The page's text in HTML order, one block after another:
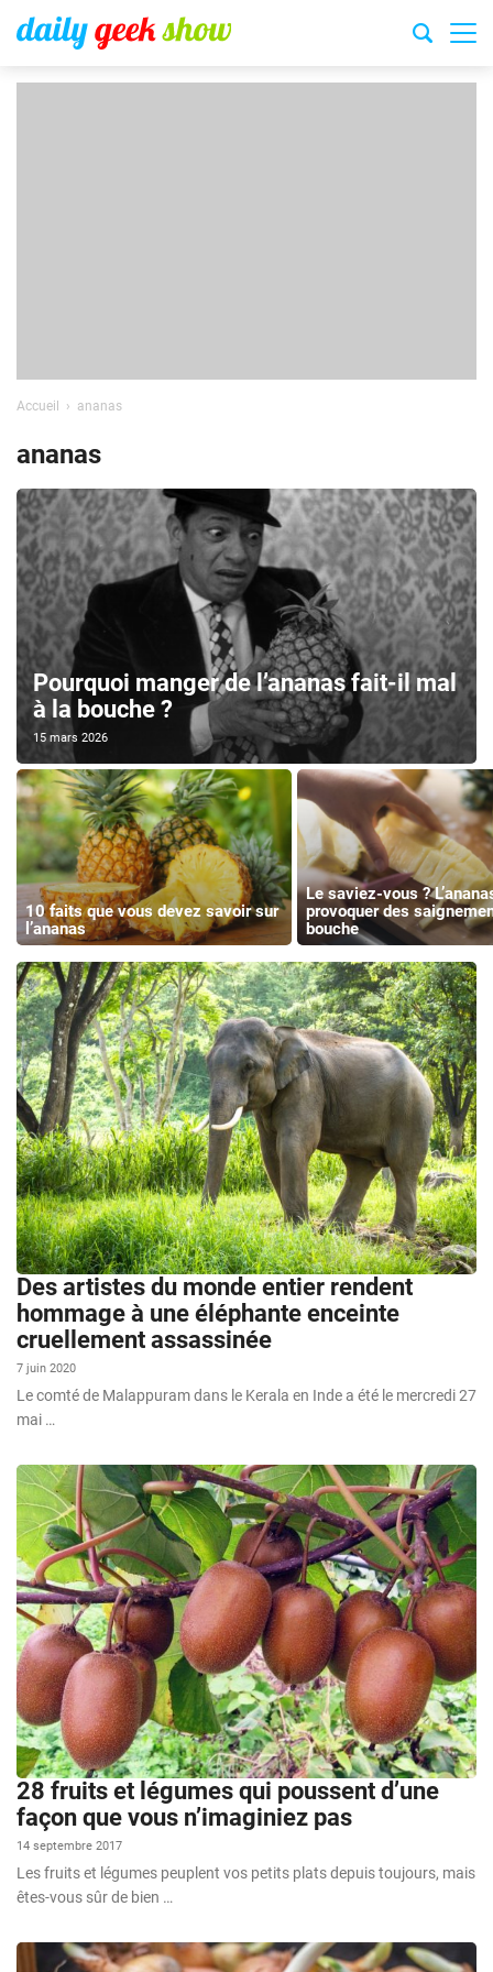
Accueil ananas
ananas
Pourquoi manger de l’ananas fait-il mal
à la bouche ?
15 mars 2026
10 faits que vous devez savoir sur
l’ananas
Le saviez-vous ?
provoquer des
bouche
Des artistes du monde entier rendent
hommage à une éléphante enceinte
cruellement assassinée
7 juin 2020
Le comté de Malappuram dans le Kerala en Inde a été le mercredi 27
mai …
28 fruits et légumes qui poussent d’une
façon que vous n’imaginiez pas
14 septembre 2017
Les fruits et légumes peuplent vos petits plats depuis toujours, mais
êtes-vous sûr de bien …